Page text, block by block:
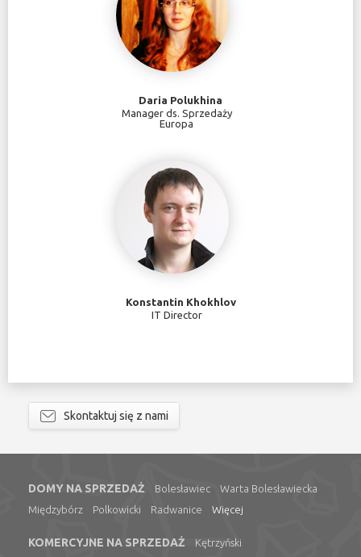
Daria Polukhina
Manager ds. Sprzedaży
Europa
Konstantin Khokhlov
IT Director
Skontaktuj się z nami
DOMY NA SPRZEDAŻ Bolesławiec
Warta Bolesławiecka
Międzybórz
Polkowicki Radwanice Więcej
KOMERCYJNE NA SPRZEDAŻ Kętrzyński